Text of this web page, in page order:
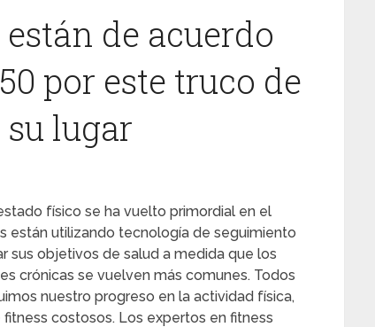
de acuerdo
por este truco de
lugar
físico se ha vuelto primordial en el
están utilizando tecnología de seguimiento
sus objetivos de salud a medida que los
crónicas se vuelven más comunes. Todos
nuestro progreso en la actividad física,
costosos. Los expertos en fitness